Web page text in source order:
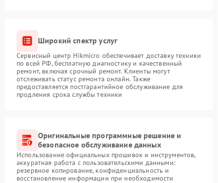
Широкий спектр услуг
Сервисный центр Hikmicro обеспечивает доставку техники
по всей РФ, бесплатную диагностику и качественный
ремонт, включая срочный ремонт. Клиенты могут
отслеживать статус ремонта онлайн. Также
предоставляется постгарантийное обслуживание для
продления срока службы техники
Оригинальные программные решение и
безопасное обслуживание данных
Использование официальных прошивок и инструментов,
аккуратная работа с пользовательскими данными:
резервное копирование, конфиденциальность и
восстановление информации при необходимости